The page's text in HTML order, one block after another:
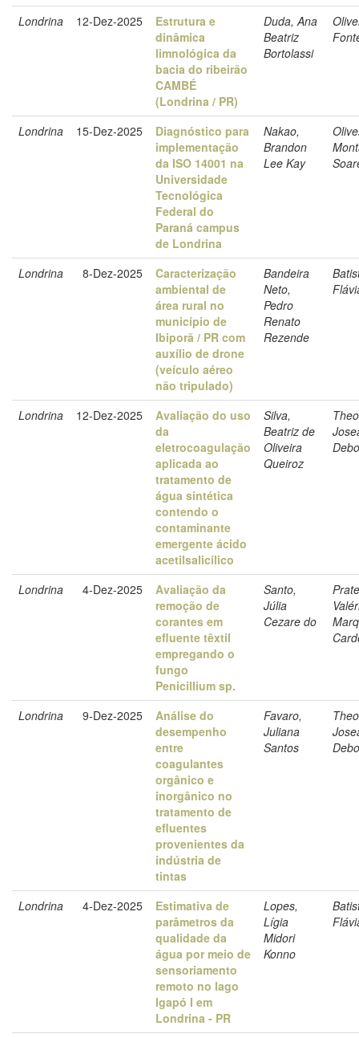
Londrina 12-Dez-2025
Estrutura e
dinâmica
limnológica da
bacia do ribeirão
CAMBÉ
(Londrina / PR)
Duda, Ana
Beatriz
Bortolassi
Londrina 15-Dez-2025
Diagnóstico para
implementação
da ISO 14001 na
Universidade
Tecnológica
Federal do
Paraná campus
de Londrina
Nakao,
Brandon
Lee Kay
Londrina 8-Dez-2025
Caracterização
ambiental de
área rural no
município de
Ibiporã / PR com
auxílio de drone
(veículo aéreo
não tripulado)
Bandeira
Neto,
Pedro
Renato
Rezende
Londrina 12-Dez-2025
Avaliação do uso
da
eletrocoagulação
aplicada ao
tratamento de
água sintética
contendo o
contaminante
emergente ácido
acetilsalicílico
Silva,
Beatriz de
Oliveira
Queiroz
Londrina 4-Dez-2025
Avaliação da
remoção de
corantes em
efluente têxtil
empregando o
fungo
Penicillium sp.
Santo,
Júlia
Cezare do
Londrina 9-Dez-2025
Análise do
desempenho
entre
coagulantes
orgânico e
inorgânico no
tratamento de
efluentes
provenientes da
indústria de
tintas
Favaro,
Juliana
Santos
Londrina 4-Dez-2025
Estimativa de
parâmetros da
qualidade da
água por meio de
sensoriamento
remoto no lago
Igapó I em
Londrina - PR
Lopes,
Lígia
Midori
Konno